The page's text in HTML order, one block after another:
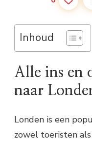
Inhoud
Alle ins en
naar
Londen is een
zowel toeristen